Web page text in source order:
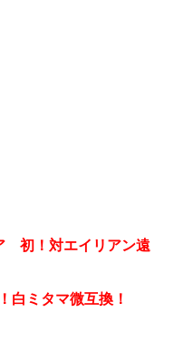
！対エイリアン遠
白ミタマ微互換！